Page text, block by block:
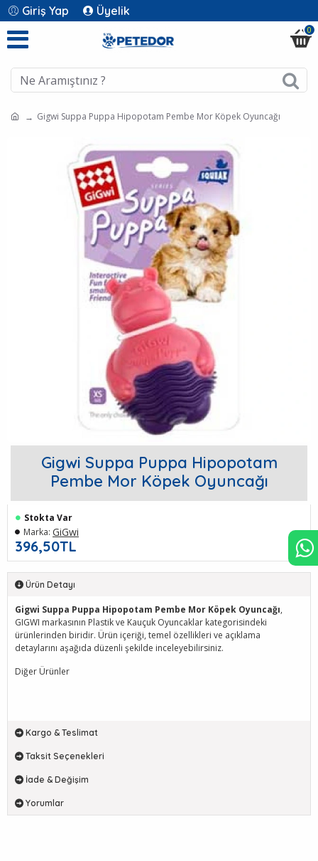
Giriş Yap Üyelik
0
Gigwi Suppa Puppa Hipopotam Pembe Mor Köpek Oyuncağı
Gigwi Suppa Puppa Hipopotam
Pembe Mor Köpek Oyuncağı
396,50TL
Stokta Var
Marka: GiGwi
Ürün Detayı
Gigwi Suppa Puppa Hipopotam Pembe Mor Köpek Oyuncağı,
GIGWI markasının Plastik ve Kauçuk Oyuncaklar kategorisindeki
ürünlerinden biridir. Ürün içeriği, temel özellikleri ve açıklama
detaylarını aşağıda düzenli şekilde inceleyebilirsiniz.
Diğer Ürünler
Kargo & Teslimat
Taksit Seçenekleri
İade & Değişim
Yorumlar